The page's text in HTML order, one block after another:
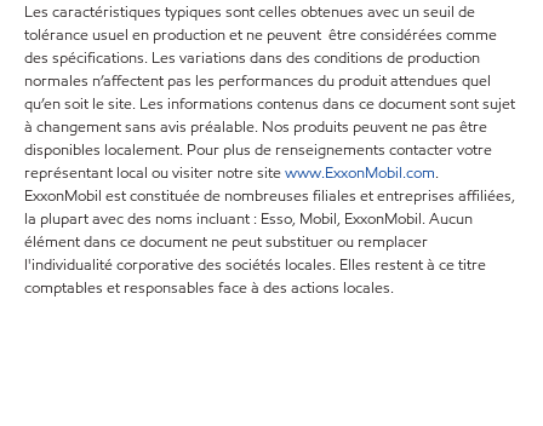
Les caractéristiques typiques sont celles obtenues avec un seuil de
tolérance usuel en production et ne peuvent être considérées comme
des spécifications. Les variations dans des conditions de production
normales n’affectent pas les performances du produit attendues quel
qu’en soit le site. Les informations contenus dans ce document sont sujet
à changement sans avis préalable. Nos produits peuvent ne pas être
disponibles localement. Pour plus de renseignements contacter votre
représentant local ou visiter notre sitewww.ExxonMobil.com.
ExxonMobil est constituée de nombreuses filiales et entreprises affiliées,
la plupart avec des noms incluant : Esso, Mobil, ExxonMobil. Aucun
élément dans ce document ne peut substituer ou remplacer
l'individualité corporative des sociétés locales. Elles restent à ce titre
comptables et responsables face à des actions locales.